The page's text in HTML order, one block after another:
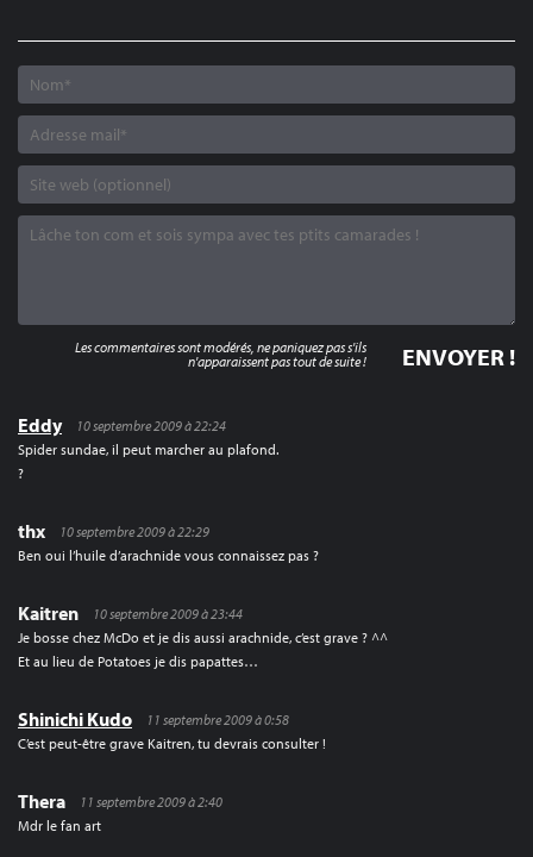
Eddy
10 septembre 2009 à 22:24
Spider sundae, il peut marcher au plafond.
?
thx
10 septembre 2009 à 22:29
Ben oui l’huile d’arachnide vous connaissez pas ?
Kaitren
10 septembre 2009 à 23:44
Je bosse chez McDo et je dis aussi arachnide, c’est grave ? ^^
Et au lieu de Potatoes je dis papattes…
Shinichi Kudo
11 septembre 2009 à 0:58
C’est peut-être grave Kaitren, tu devrais consulter !
Thera
11 septembre 2009 à 2:40
Mdr le fan art
Les commentaires sont modérés, ne paniquez pas s'ils
n'apparaissent pas tout de suite !